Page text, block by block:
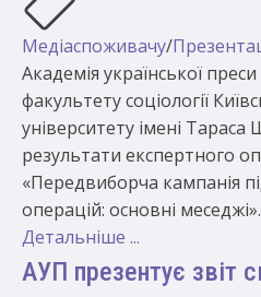
Медіаспоживачу/
Академія української
факультету соціології
університету імені
результати експертного
«Передвиборча кампанія
операцій: основні меседжі».
Детальніше ...
АУП презентує звіт